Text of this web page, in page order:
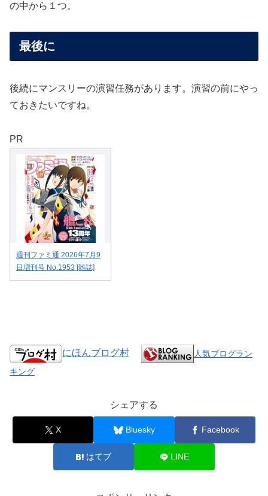
の中から１つ。
最後に
後続にマンスリーの演習任務があります。演習の前にやっ
ておきたいですね。
PR
週刊ファミ通 2026年7月9
日増刊号 No.1953 [雑誌]
にほんブログ村
人気ブログラン
キング
シェアする
X Bluesky Facebook
はてブ LINE